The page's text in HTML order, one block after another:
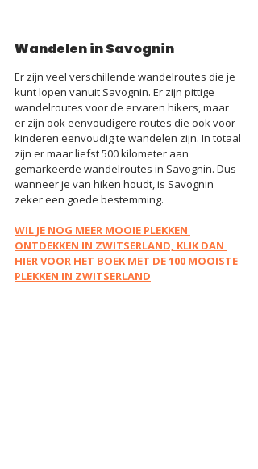
Wandelen in Savognin
Er zijn veel verschillende wandelroutes die je
kunt lopen vanuit Savognin. Er zijn pittige
wandelroutes voor de ervaren hikers, maar
er zijn ook eenvoudigere routes die ook voor
kinderen eenvoudig te wandelen zijn. In totaal
zijn er maar liefst 500 kilometer aan
gemarkeerde wandelroutes in Savognin. Dus
wanneer je van hiken houdt, is Savognin
zeker een goede bestemming.
WIL JE NOG MEER MOOIE PLEKKEN
ONTDEKKEN IN ZWITSERLAND, KLIK DAN
HIER VOOR HET BOEK MET DE 100 MOOISTE
PLEKKEN IN ZWITSERLAND